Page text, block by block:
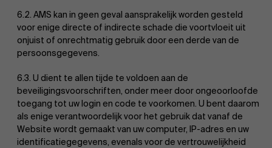
6.2. AMS kan in geen geval aansprakelijk worden gesteld
voor enige directe of indirecte schade die voortvloeit uit
onjuist of onrechtmatig gebruik door een derde van de
persoonsgegevens.
6.3. U dient te allen tijde te voldoen aan de
beveiligingsvoorschriften, onder meer door ongeoorloofde
toegang tot uw login en code te voorkomen. U bent daarom
als enige verantwoordelijk voor het gebruik dat vanaf de
Website wordt gemaakt van uw computer, IP-adres en uw
identificatiegegevens, evenals voor de vertrouwelijkheid